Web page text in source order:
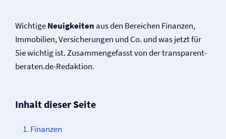
WichtigeNeuigkeiten aus den Bereichen Finanzen,
Immobilien, Versicherungen und Co. und was jetzt für
Sie wichtig ist. Zusammengefasst von der transparent-
beraten.de-Redaktion.
Inhalt dieser Seite
Finanzen